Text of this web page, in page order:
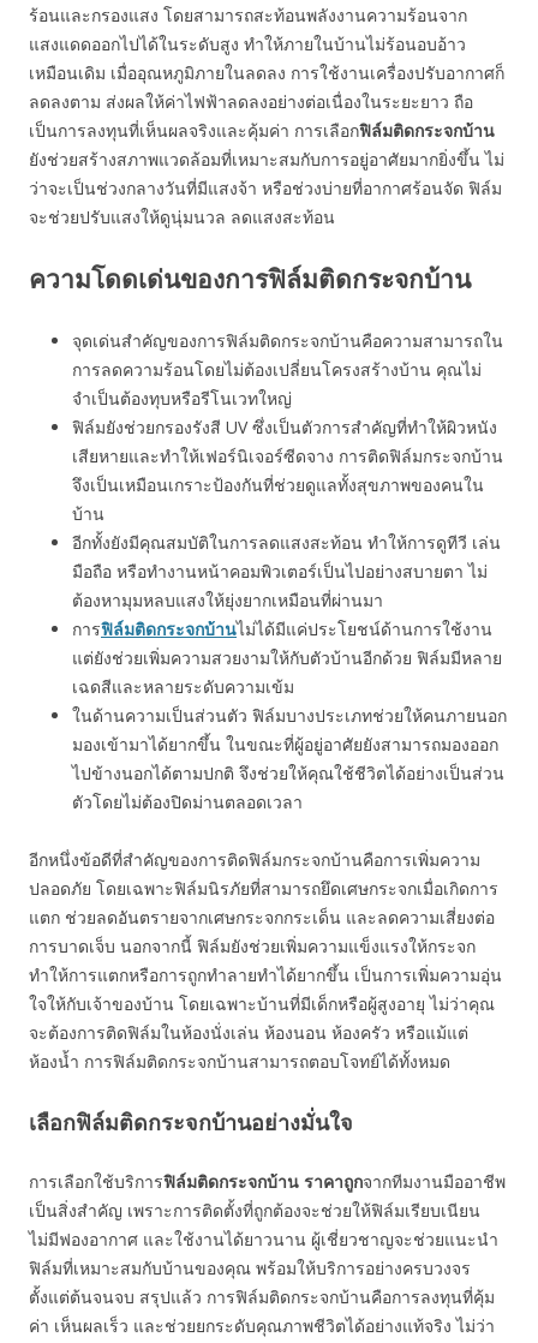
ร้อนและกรองแสง โดยสามารถสะท้อนพลังงานความร้อนจาก
แสงแดดออกไปได้ในระดับสูง ทำให้ภายในบ้านไม่ร้อนอบอ้าว
เหมือนเดิม เมื่ออุณหภูมิภายในลดลง การใช้งานเครื่องปรับอากาศก็
ลดลงตาม ส่งผลให้ค่าไฟฟ้าลดลงอย่างต่อเนื่องในระยะยาว ถือ
เป็นการลงทุนที่เห็นผลจริงและคุ้มค่า การเลือกฟิล์มติดกระจกบ้าน
ยังช่วยสร้างสภาพแวดล้อมที่เหมาะสมกับการอยู่อาศัยมากยิ่งขึ้น ไม่
ว่าจะเป็นช่วงกลางวันที่มีแสงจ้า หรือช่วงบ่ายที่อากาศร้อนจัด ฟิล์ม
จะช่วยปรับแสงให้ดูนุ่มนวล ลดแสงสะท้อน
ความโดดเด่นของการฟิล์มติดกระจกบ้าน
จุดเด่นสำคัญของการฟิล์มติดกระจกบ้านคือความสามารถใน
การลดความร้อนโดยไม่ต้องเปลี่ยนโครงสร้างบ้าน คุณไม่
จำเป็นต้องทุบหรือรีโนเวทใหญ่
ฟิล์มยังช่วยกรองรังสี UV ซึ่งเป็นตัวการสำคัญที่ทำให้ผิวหนัง
เสียหายและทำให้เฟอร์นิเจอร์ซีดจาง การติดฟิล์มกระจกบ้าน
จึงเป็นเหมือนเกราะป้องกันที่ช่วยดูแลทั้งสุขภาพของคนใน
บ้าน
อีกทั้งยังมีคุณสมบัติในการลดแสงสะท้อน ทำให้การดูทีวี เล่น
มือถือ หรือทำงานหน้าคอมพิวเตอร์เป็นไปอย่างสบายตา ไม่
ต้องหามุมหลบแสงให้ยุ่งยากเหมือนที่ผ่านมา
การฟิล์มติดกระจกบ้านไม่ได้มีแค่ประโยชน์ด้านการใช้งาน
แต่ยังช่วยเพิ่มความสวยงามให้กับตัวบ้านอีกด้วย ฟิล์มมีหลาย
เฉดสีและหลายระดับความเข้ม
ในด้านความเป็นส่วนตัว ฟิล์มบางประเภทช่วยให้คนภายนอก
มองเข้ามาได้ยากขึ้น ในขณะที่ผู้อยู่อาศัยยังสามารถมองออก
ไปข้างนอกได้ตามปกติ จึงช่วยให้คุณใช้ชีวิตได้อย่างเป็นส่วน
ตัวโดยไม่ต้องปิดม่านตลอดเวลา
อีกหนึ่งข้อดีที่สำคัญของการติดฟิล์มกระจกบ้านคือการเพิ่มความ
ปลอดภัย โดยเฉพาะฟิล์มนิรภัยที่สามารถยึดเศษกระจกเมื่อเกิดการ
แตก ช่วยลดอันตรายจากเศษกระจกกระเด็น และลดความเสี่ยงต่อ
การบาดเจ็บ นอกจากนี้ ฟิล์มยังช่วยเพิ่มความแข็งแรงให้กระจก
ทำให้การแตกหรือการถูกทำลายทำได้ยากขึ้น เป็นการเพิ่มความอุ่น
ใจให้กับเจ้าของบ้าน โดยเฉพาะบ้านที่มีเด็กหรือผู้สูงอายุ ไม่ว่าคุณ
จะต้องการติดฟิล์มในห้องนั่งเล่น ห้องนอน ห้องครัว หรือแม้แต่
ห้องน้ำ การฟิล์มติดกระจกบ้านสามารถตอบโจทย์ได้ทั้งหมด
เลือกฟิล์มติดกระจกบ้านอย่างมั่นใจ
การเลือกใช้บริการฟิล์มติดกระจกบ้าน ราคาถูกจากทีมงานมืออาชีพ
เป็นสิ่งสำคัญ เพราะการติดตั้งที่ถูกต้องจะช่วยให้ฟิล์มเรียบเนียน
ไม่มีฟองอากาศ และใช้งานได้ยาวนาน ผู้เชี่ยวชาญจะช่วยแนะนำ
ฟิล์มที่เหมาะสมกับบ้านของคุณ พร้อมให้บริการอย่างครบวงจร
ตั้งแต่ต้นจนจบ สรุปแล้ว การฟิล์มติดกระจกบ้านคือการลงทุนที่คุ้ม
ค่า เห็นผลเร็ว และช่วยยกระดับคุณภาพชีวิตได้อย่างแท้จริง ไม่ว่า